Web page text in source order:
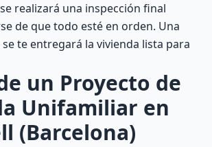
realizará una inspección final
de que todo esté en orden. Una
te entregará la vivienda lista para
un Proyecto de
Unifamiliar en
(Barcelona)